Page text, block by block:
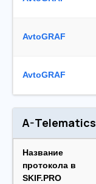
AvtoGRAF
AvtoGRAF
A-Telematics
Название
протокола в
SKIF.PRO